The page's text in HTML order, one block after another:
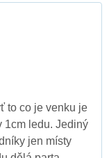
to co je venku je
1cm ledu. Jediný
jen místy